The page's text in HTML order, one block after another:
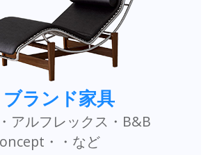
ブランド家具
アルフレックス・B&B
・・など